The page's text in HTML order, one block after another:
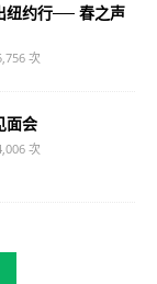
纽约行── 春之声
次
面会
次